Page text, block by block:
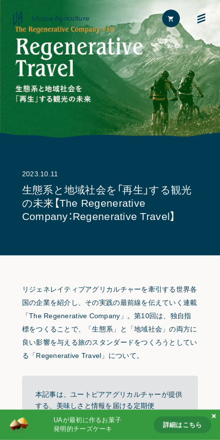
Utopia Agriculture
2023.10.11
生態系と地域社会を「再生」する観光
の未来【The Regenerative
Company：Regenerative Travel】
リジェネレイティブアグリカルチャーを牽引する世界各
国の企業を紹介し、その実践の最前線を伝えていく連載
「The Regenerative Company」。第10回は、独自指
標をつくることで、「生態系」と「地域社会」の両方に
良い影響を与える旅のスタンダードをつくろうとしてい
る「Regenerative Travel」について。
本記事は、ユートピアアグリカルチャーが提供
する、美味しさと情報を届ける定期便
「GRAZE GATHERING」に同封される冊子
「GG MAGAZINE」からの転載になります。
Home
Approach
Journal
Products
UAが最初に作るお菓子
発明的チーズケーキ
詳細はこちら